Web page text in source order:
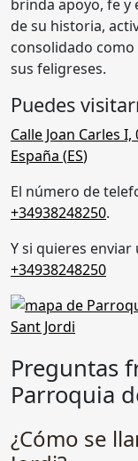
brinda apoyo, fe y
de su historia,
consolidado
sus feligreses.
Puedes
Calle Joan Carles I,
España (ES)
El número de
+34938248250.
Y si quieres
+34938248250
Preguntas
Parroquia
¿Cómo se